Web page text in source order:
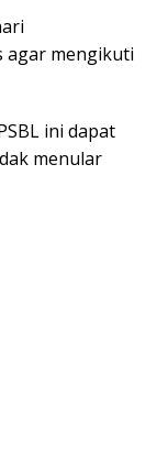
agar mengikuti
ini dapat
menular